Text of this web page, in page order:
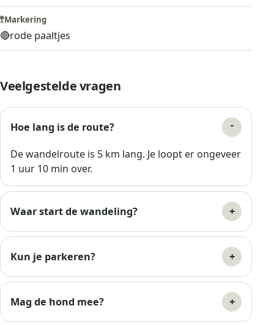
Veelgestelde vragen
Hoe lang is de route?
De wandelroute is 5 km lang. Je loopt er ongeveer
1 uur 10 min over.
Waar start de wandeling?
Kun je parkeren?
Mag de hond mee?
🚏Markering
🔴rode paaltjes